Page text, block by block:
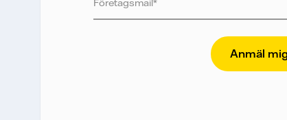
Vattenfall skyddar och respekterar din
ska kunna skicka nyhetsbrevet till dig,
postmeddelanden för att mäta och